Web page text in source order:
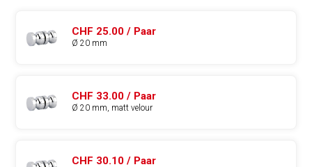
CHF 25.00 / Paar
Ø 20 mm
CHF 33.00 / Paar
Ø 20 mm, matt velour
CHF 30.10 / Paar